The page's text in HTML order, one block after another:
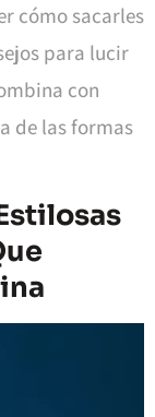
cómo sacarles
para lucir
con
de las formas